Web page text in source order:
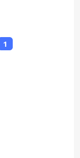
1